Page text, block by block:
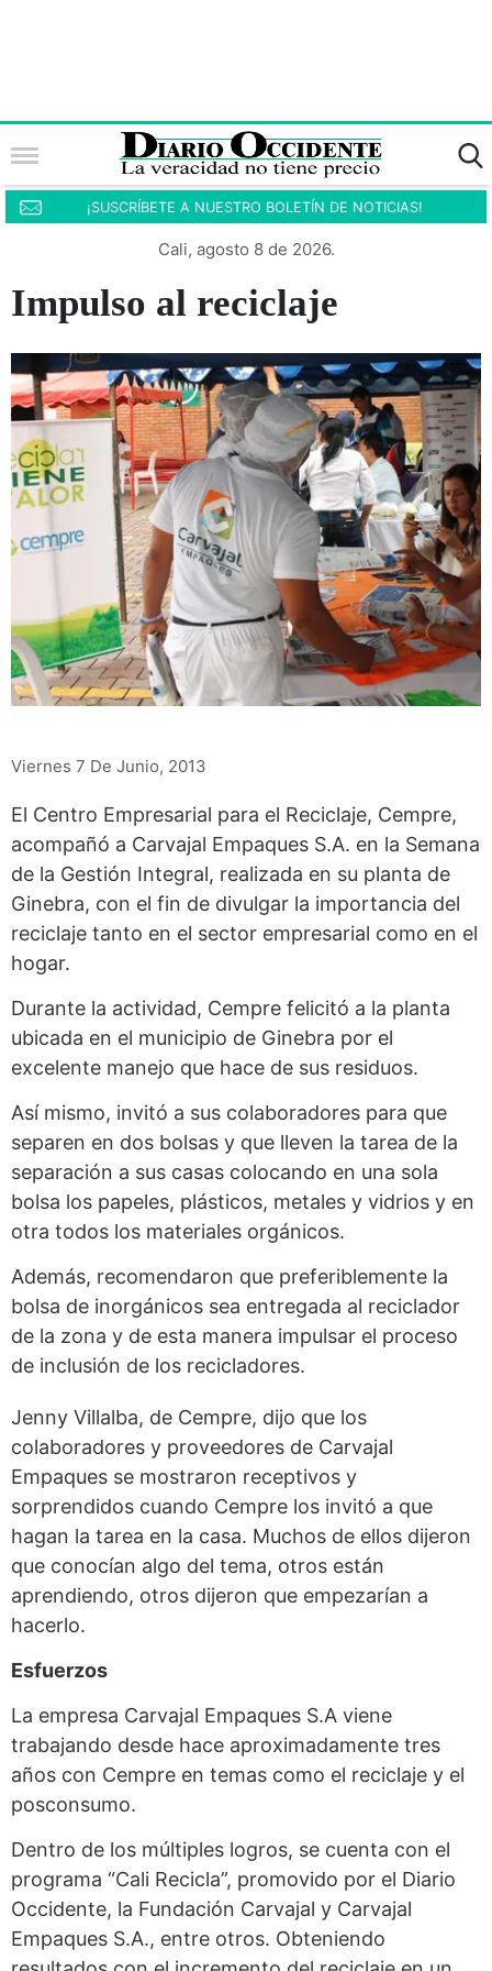
¡SUSCRÍBETE A NUESTRO BOLETÍN DE NOTICIAS!
Cali, agosto 8 de 2026.
Impulso al reciclaje
Viernes 7 De Junio, 2013
El Centro Empresarial para el Reciclaje, Cempre,
acompañó a Carvajal Empaques S.A. en la Semana
de la Gestión Integral, realizada en su planta de
Ginebra, con el fin de divulgar la importancia del
reciclaje tanto en el sector empresarial como en el
hogar.
Durante la actividad, Cempre felicitó a la planta
ubicada en el municipio de Ginebra por el
excelente manejo que hace de sus residuos.
Así mismo, invitó a sus colaboradores para que
separen en dos bolsas y que lleven la tarea de la
separación a sus casas colocando en una sola
bolsa los papeles, plásticos, metales y vidrios y en
otra todos los materiales orgánicos.
Además, recomendaron que preferiblemente la
bolsa de inorgánicos sea entregada al reciclador
de la zona y de esta manera impulsar el proceso
de inclusión de los recicladores.
Jenny Villalba, de Cempre, dijo que los
colaboradores y proveedores de Carvajal
Empaques se mostraron receptivos y
sorprendidos cuando Cempre los invitó a que
hagan la tarea en la casa. Muchos de ellos dijeron
que conocían algo del tema, otros están
aprendiendo, otros dijeron que empezarían a
hacerlo.
Esfuerzos
La empresa Carvajal Empaques S.A viene
trabajando desde hace aproximadamente tres
años con Cempre en temas como el reciclaje y el
posconsumo.
Dentro de los múltiples logros, se cuenta con el
programa “Cali Recicla”, promovido por el Diario
Occidente, la Fundación Carvajal y Carvajal
Empaques S.A., entre otros. Obteniendo